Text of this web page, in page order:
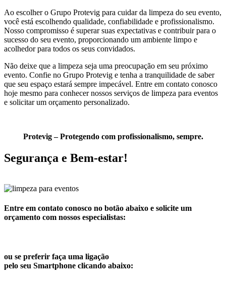
Ao escolher o Grupo Protevig para cuidar da limpeza do seu evento,
você está escolhendo qualidade, confiabilidade e profissionalismo.
Nosso compromisso é superar suas expectativas e contribuir para o
sucesso do seu evento, proporcionando um ambiente limpo e
acolhedor para todos os seus convidados.
Não deixe que a limpeza seja uma preocupação em seu próximo
evento. Confie no Grupo Protevig e tenha a tranquilidade de saber
que seu espaço estará sempre impecável. Entre em contato conosco
hoje mesmo para conhecer nossos serviços de limpeza para eventos
e solicitar um orçamento personalizado.
Protevig – Protegendo com profissionalismo, sempre.
Segurança e Bem-estar!
Entre em contato conosco no botão abaixo e solicite um
orçamento com nossos especialistas:
ou se preferir faça uma ligação
pelo seu Smartphone clicando abaixo: